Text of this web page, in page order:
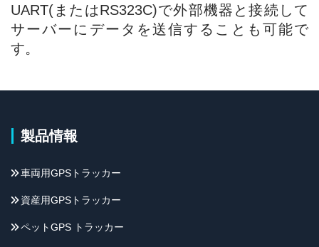
UART(またはRS323C)で外部機器と接続して
サーバーにデータを送信することも可能で
す。
製品情報
車両用GPSトラッカー
資産用GPSトラッカー
ペットGPS トラッカー